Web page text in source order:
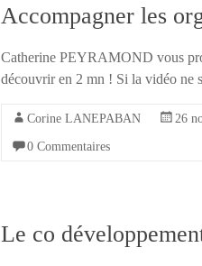
Accompagner les
Catherine PEYRAMOND vous
découvrir en 2 mn ! Si la vidéo ne
Corine LANEPABAN 26
0 Commentaires
Le co